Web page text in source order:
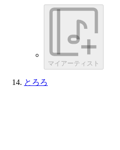
マイアーティスト
とろろ